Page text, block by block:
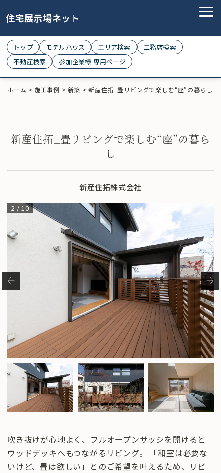
住宅展示場ネット
トップ モデルハウス エリア検索
工務店検索
不動産検索
参加企業様 専用ページ
ホーム > 施工事例 >新築 >新産住拓_畳リビングで楽しむ“座”の暮らし
新産住拓_畳リビングで楽しむ“座”の暮ら
し
新産住拓株式会社
2 /10
吹き抜けが心地よく、フルオープンサッシを開けると
ウッドデッキへもつながるリビング。 「和室は必要な
いけど、畳は欲しい」とのご希望を叶えるため、リビ